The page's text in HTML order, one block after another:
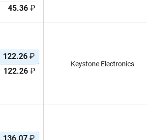
45.36 ₽
122.26 ₽
122.26 ₽
Keystone Electronics